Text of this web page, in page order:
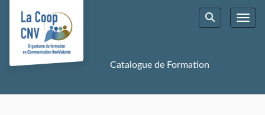
Aller au menu principal
Aller au contenu principal
Personnaliser l'interface
Rechercher
Catalogue de Formation